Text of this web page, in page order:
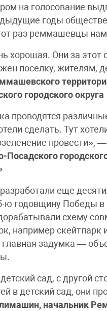
на голосование
годы
раз реммашевцы
хорошая. Они за этот
поселку, жителям,
городского округа
проводятся
сделать. Тут
провести»,
еще
ю годовщину Победы в
схему
например
задумка —
сад, с другой
в детский сад, они
начальник